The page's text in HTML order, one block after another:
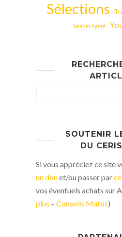
Sélections
Veeam Agent
SOUTENIR
DU
Si vous appréciez ce site
un donet/ou passer par
vos éventuels achats sur
plus – Conseils Matos)